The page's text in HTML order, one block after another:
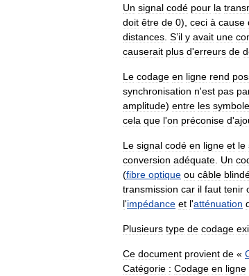
Un signal codé pour la
doit être de 0), ceci à cause
distances S’il y avait une
causerait plus d'erreurs de
Le codage en ligne rend
synchronisation n'est pas
amplitude) entre les
cela que l'on préconise d'
Le signal codé en ligne et le
conversion adéquate Un
(fibre optique ou câble
transmission car il faut tenir
l'impédance et l'atténuation
Plusieurs type de codage
Ce document provient de «
Catégorie : Codage en ligne